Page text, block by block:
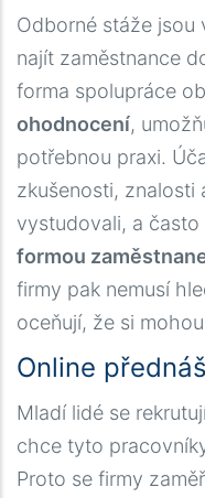
Odborné stáže jsou
najít zaměstnance
forma spolupráce
ohodnocení,
potřebnou praxi.
zkušenosti, znalosti
vystudovali, a
formou
firmy pak nemusí
oceňují, že si
Online
Mladí lidé se
chce tyto
Proto se firmy